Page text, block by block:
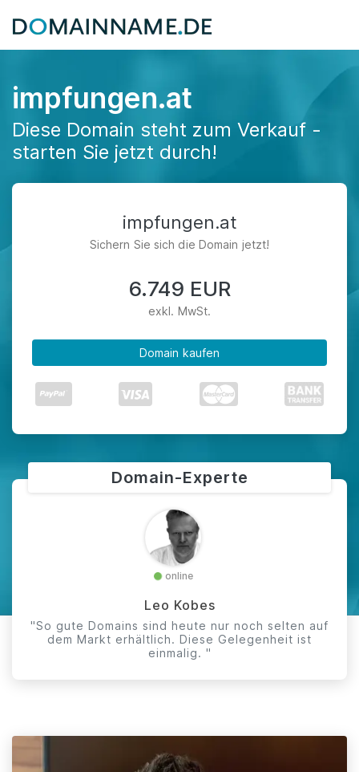
impfungen.at
Diese Domain steht zum Verkauf -
starten Sie jetzt durch!
impfungen.at
Sichern Sie sich die Domain jetzt!
6.749 EUR
exkl. MwSt.
Domain kaufen
Domain-Experte
online
Leo Kobes
"So gute Domains sind heute nur noch selten auf
dem Markt erhältlich. Diese Gelegenheit ist
einmalig. "